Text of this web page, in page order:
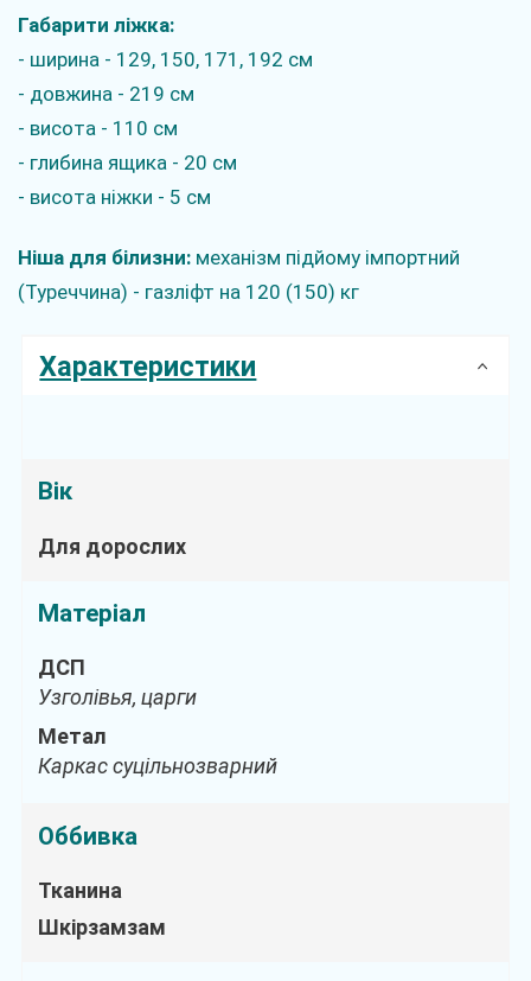
Габарити ліжка:
- ширина - 129, 150, 171, 192 см
- довжина - 219 см
- висота - 110 см
- глибина ящика - 20 см
- висота ніжки - 5 см
Ніша для білизни: механізм підйому імпортний
(Туреччина) - газліфт на 120 (150) кг
Характеристики
Вік
Для дорослих
Матеріал
ДСП
Узголівья, царги
Метал
Каркас суцільнозварний
Оббивка
Тканина
Шкірзамзам